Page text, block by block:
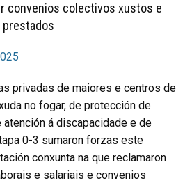
convenios colectivos xustos e
prestados
privadas de maiores e centros de
no fogar, de protección de
á discapacidade e de
0-3 sumaron forzas este
conxunta na que reclamaron
e salariais e convenios